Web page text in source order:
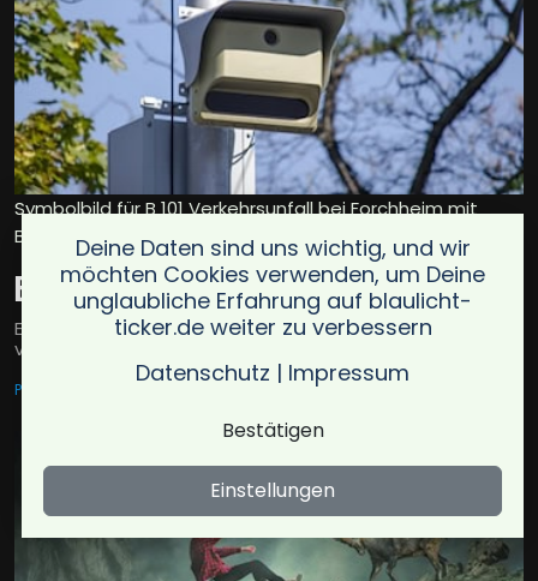
Symbolbild für B 101 Verkehrsunfall bei Forchheim mit
BMW / Foto: DimitroSevastopol
B 101 Verkehrsunfall bei Forchheim mit BMW
Ein 18-Jähriger verlor die Kontrolle über seinen BMW und
verletzte sich leicht.
POCKAU-LENGEFELD, OT FORCHHEIM 16.06.2025
Deine Daten sind uns wichtig, und wir
möchten Cookies verwenden, um Deine
unglaubliche Erfahrung auf blaulicht-
ticker.de weiter zu verbessern
Datenschutz | Impressum
Bestätigen
Einstellungen